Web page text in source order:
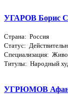
УГАРОВ Борис
Страна: Россия
Статус:
Специализация:
Титулы: Народный
УГРЮМОВ